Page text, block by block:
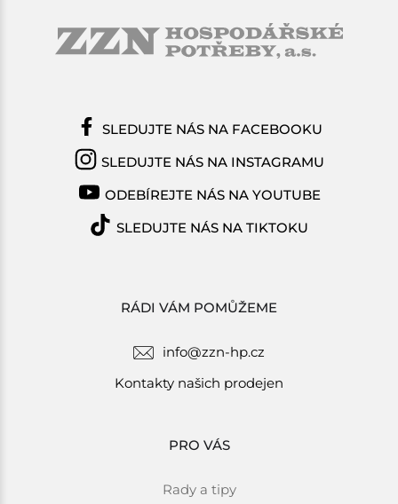
RÁDI VÁM POMŮŽEME
info@zzn-hp.cz
Kontakty našich prodejen
PRO VÁS
Rady a tipy
SLEDUJTE NÁS NA FACEBOOKU
SLEDUJTE NÁS NA INSTAGRAMU
ODEBÍREJTE NÁS NA YOUTUBE
SLEDUJTE NÁS NA TIKTOKU